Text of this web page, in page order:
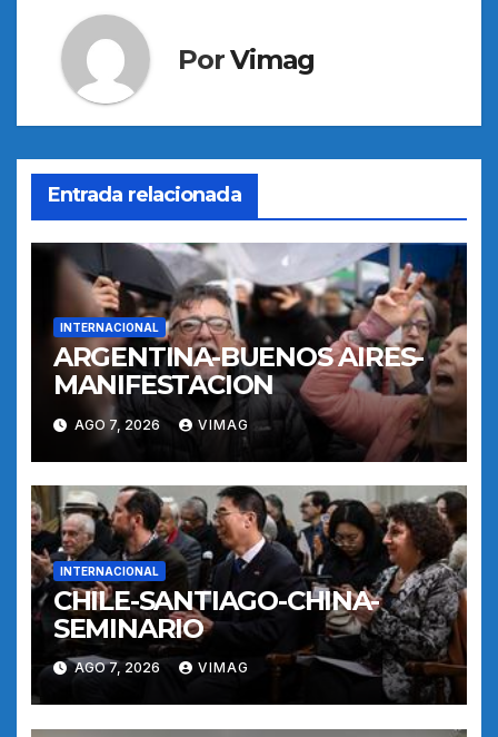
PorVimag
Entrada relacionada
INTERNACIONAL
ARGENTINA-BUENOS AIRES-
MANIFESTACION
AGO 7, 2026 VIMAG
INTERNACIONAL
CHILE-SANTIAGO-CHINA-
SEMINARIO
AGO 7, 2026 VIMAG